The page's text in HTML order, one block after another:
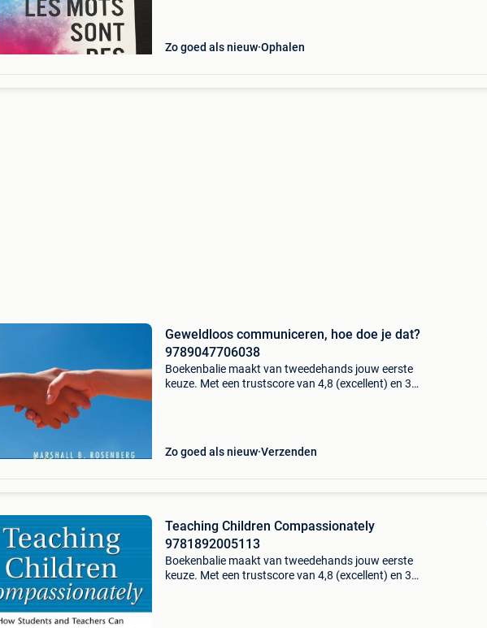
Zo goed als nieuw Ophalen
Geweldloos communiceren, hoe doe je dat?
9789047706038
Boekenbalie maakt van tweedehands jouw eerste
keuze. Met een trustscore van 4,8 (excellent) en 30
Zo goed als nieuw Verzenden
Teaching Children Compassionately
9781892005113
Boekenbalie maakt van tweedehands jouw eerste
keuze. Met een trustscore van 4,8 (excellent) en 30